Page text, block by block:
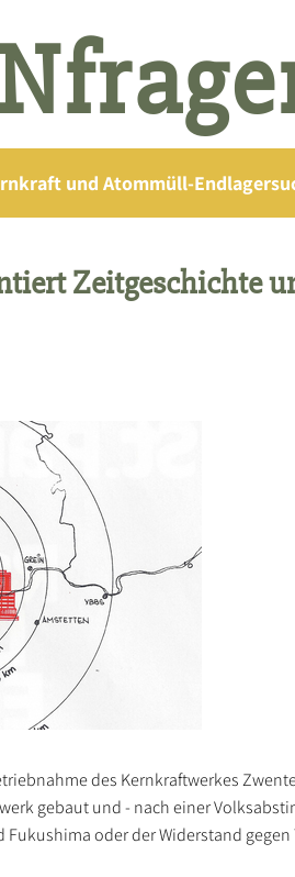
und Atommüll-
Zeitgeschichte
des Kernkraftwerkes
gebaut und - nach einer
oder der Widerstand